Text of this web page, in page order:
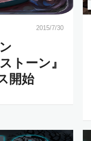
2015/7/30
トーン』
開始